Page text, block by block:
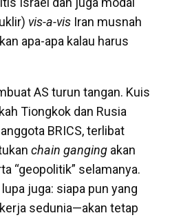
vis-a-vis Iran musnah
apa-apa kalau harus
AS turun tangan. Kuis
Tiongkok dan Rusia
BRICS, terlibat
chain ganging akan
“geopolitik” selamanya.
juga: siapa pun yang
sedunia—akan tetap